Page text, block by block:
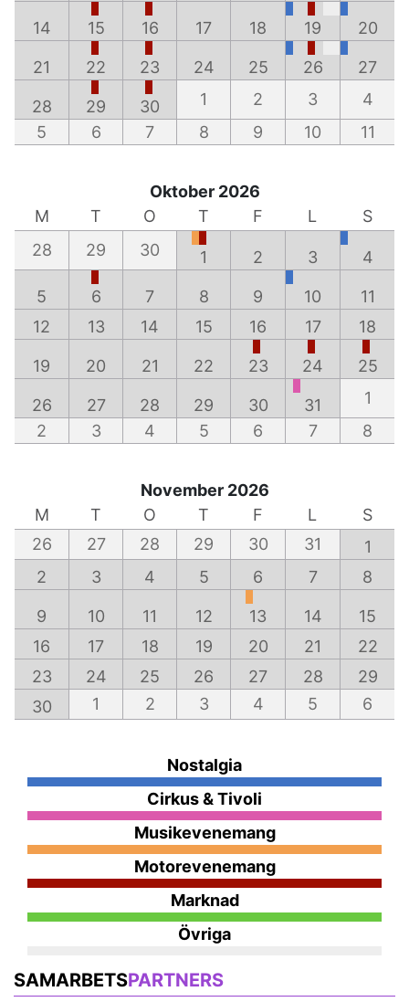
14 15 16 17 18 19 20
21 22 23 24 25 26 27
28 29 30 1 2 3
4
5
6 7 8 9 10 11
Oktober 2026
M
T O T F L
S
28
29 30 1 2 3 4
5 6 7 8 9 10
11
12
13 14 15 16 17 18
19 20 21 22 23 24 25
26 27 28 29 30 31
1
2
3 4 5 6 7 8
November 2026
M
T O T F L
S
26
27 28 29 30 31
1
2
3 4 5 6 7 8
9 10 11 12 13 14
15
16
17 18 19 20 21
22
23
24 25 26 27 28
29
30
1 2 3 4 5 6
Nostalgia
Cirkus & Tivoli
Musikevenemang
Motorevenemang
Marknad
Övriga
SAMARBETSPARTNERS